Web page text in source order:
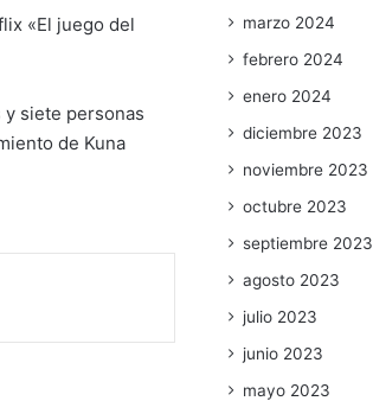
«El juego del
siete personas
de Kuna
marzo 2024
febrero 2024
enero 2024
diciembre 2023
noviembre 2023
octubre 2023
septiembre 2023
agosto 2023
julio 2023
junio 2023
mayo 2023